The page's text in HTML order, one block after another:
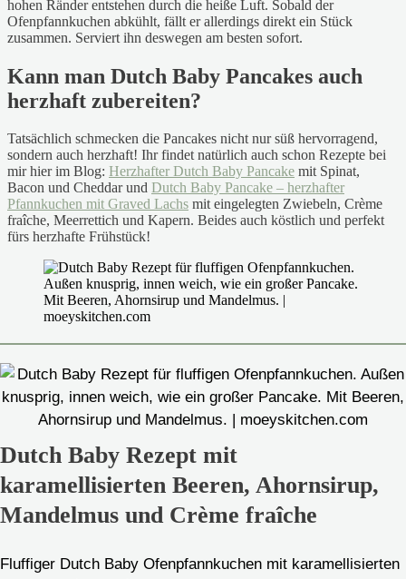
hohen Ränder entstehen durch die heiße Luft. Sobald der
Ofenpfannkuchen abkühlt, fällt er allerdings direkt ein Stück
zusammen. Serviert ihn deswegen am besten sofort.
Kann man Dutch Baby Pancakes auch
herzhaft zubereiten?
Tatsächlich schmecken die Pancakes nicht nur süß hervorragend,
sondern auch herzhaft! Ihr findet natürlich auch schon Rezepte bei
mir hier im Blog: Herzhafter Dutch Baby Pancake mit Spinat,
Bacon und Cheddar und Dutch Baby Pancake – herzhafter
Pfannkuchen mit Graved Lachs mit eingelegten Zwiebeln, Crème
fraîche, Meerrettich und Kapern. Beides auch köstlich und perfekt
fürs herzhafte Frühstück!
Dutch Baby Rezept mit
karamellisierten Beeren, Ahornsirup,
Mandelmus und Crème fraîche
Fluffiger Dutch Baby Ofenpfannkuchen mit karamellisierten